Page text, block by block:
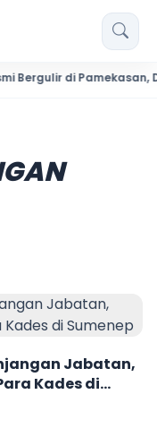
di Pamekasan, Desa
Jabatan,
Kades di